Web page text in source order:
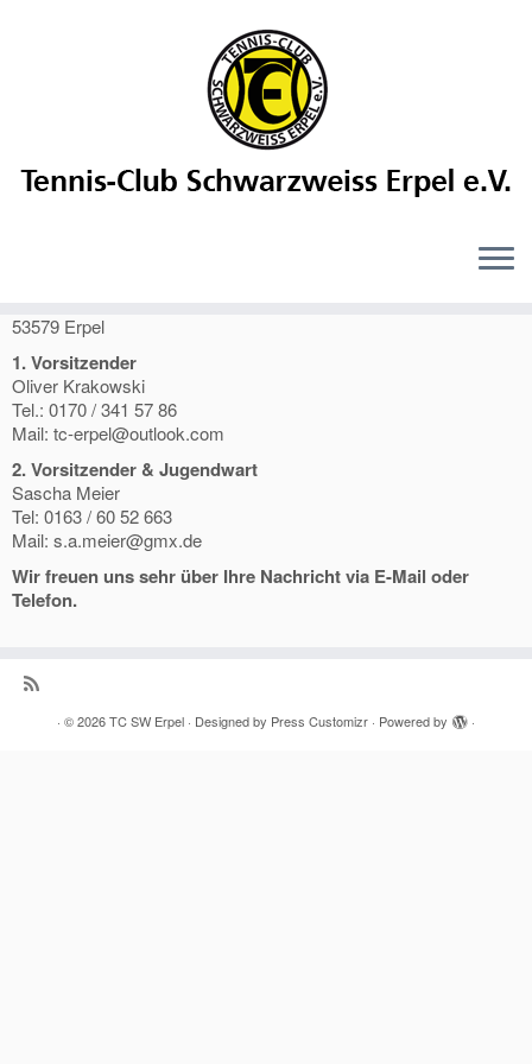
Kontakt
53579 Erpel
1. Vorsitzender
Oliver Krakowski
Tel.: 0170 / 341 57 86
Mail: tc-erpel@outlook.com
2. Vorsitzender & Jugendwart
Sascha Meier
Tel: 0163 / 60 52 663
Mail: s.a.meier@gmx.de
Wir freuen uns sehr über Ihre Nachricht via E-Mail oder
Telefon.
· © 2026TC SW Erpel · Designed by Press Customizr · Powered by ·